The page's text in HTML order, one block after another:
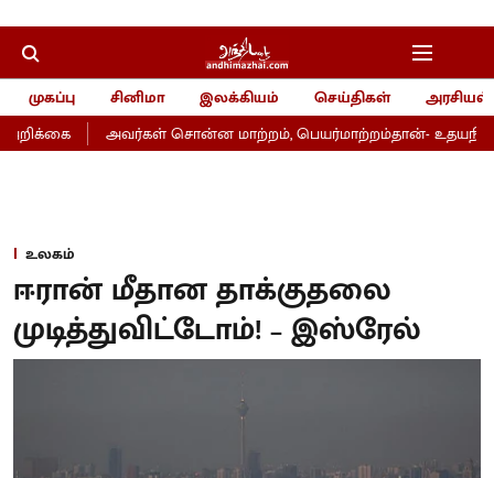
முகப்பு சினிமா இலக்கியம் செய்திகள்
அரசியல்
அவர்கள் சொன்ன மாற்றம், பெயர்மாற்றம்தான்- உதயநிதி
உலகம்
ஈரான் மீதான தாக்குதலை
முடித்துவிட்டோம்! – இஸ்ரேல்